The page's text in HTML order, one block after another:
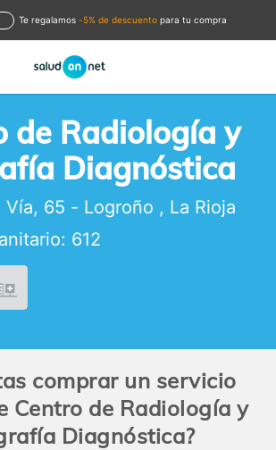
te regalamos -5% de descuento para tu compra
de Radiología y
Diagnóstica
Vía, 65 - Logroño , La Rioja
612
comprar un servicio
Centro de Radiología y
Diagnóstica?